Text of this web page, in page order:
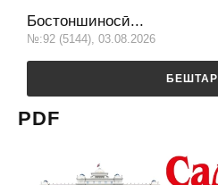
Бостоншиносӣ...
№:92 (5144), 03.08.2026
БЕШТАР
PDF